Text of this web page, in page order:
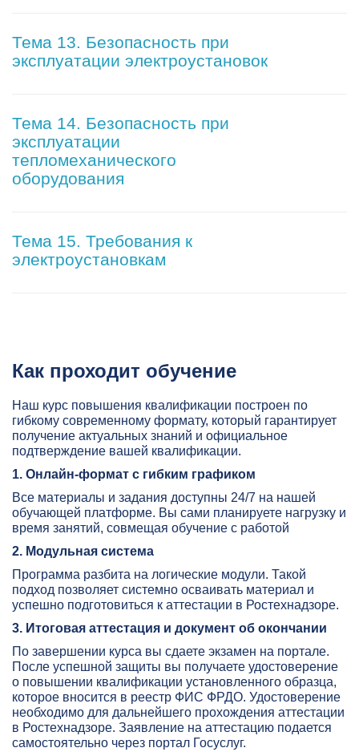
Тема 13. Безопасность при
эксплуатации электроустановок
Тема 14. Безопасность при
эксплуатации
тепломеханического
оборудования
Тема 15. Требования к
электроустановкам
Как проходит обучение
Наш курс повышения квалификации построен по
гибкому современному формату, который гарантирует
получение актуальных знаний и официальное
подтверждение вашей квалификации.
1. Онлайн-формат с гибким графиком
Все материалы и задания доступны 24/7 на нашей
обучающей платформе. Вы сами планируете нагрузку и
время занятий, совмещая обучение с работой
2. Модульная система
Программа разбита на логические модули. Такой
подход позволяет системно осваивать материал и
успешно подготовиться к аттестации в Ростехнадзоре.
3. Итоговая аттестация и документ об окончании
По завершении курса вы сдаете экзамен на портале.
После успешной защиты вы получаете удостоверение
о повышении квалификации установленного образца,
которое вносится в реестр ФИС ФРДО. Удостоверение
необходимо для дальнейшего прохождения аттестации
в Ростехнадзоре. Заявление на аттестацию подается
самостоятельно через портал Госуслуг.